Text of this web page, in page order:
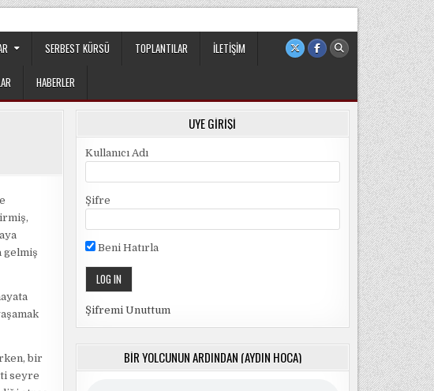
SERBEST KÜRSÜ TOPLANTILAR İLETIŞIM
HABERLER
gelmiş
bir
seyre
ÜYE GIRIŞI
Kullanıcı Adı
Şifre
Beni Hatırla
Şifremi Unuttum
BIR YOLCUNUN ARDINDAN (AYDIN HOCA)